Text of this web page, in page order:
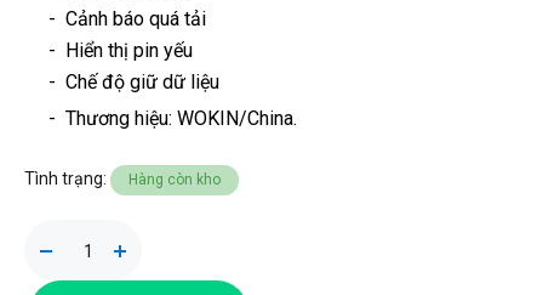
- Cảnh báo quá tải
- Hiển thị pin yếu
- Chế độ giữ dữ liệu
- Thương hiệu: WOKIN/China.
Tình trạng: Hàng còn kho